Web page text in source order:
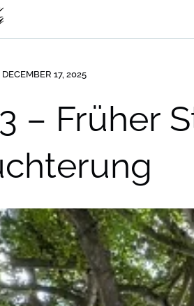
17, 2025
– Früher